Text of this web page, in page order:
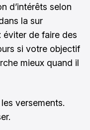
d’intérêts selon
la sur
éviter de faire des
si votre objectif
mieux quand il
versements.